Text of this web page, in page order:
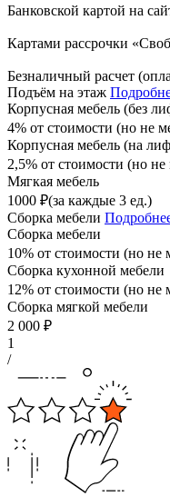
Банковской картой на
Картами рассрочки
Безналичный расчет
Подъём на этаж
Корпусная мебель (без
4% от стоимости (но не
Корпусная мебель (на
2,5% от стоимости (но не
Мягкая мебель
1000 ₽(за каждые 3 ед.)
Сборка мебели
Сборка мебели
10% от стоимости (но не
Сборка кухонной мебели
12% от стоимости (но не
Сборка мягкой мебели
2 000 ₽
1
/